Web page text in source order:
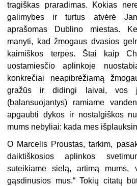
tragiškas praradimas. Kokias
galimybes ir turtus atvėrė
aprašomas Dublino miestas.
manyti, kad žmogaus dvasios
kaimiškos terpės. Štai kaip
uostamiesčio aplinkoje
konkrečiai neapibrėžiamą
gražūs ir didingi laivai, vos
(balansuojantys) ramiame
apgaubti dykos ir nostalgiškos
mums nebyliai: kada mes
O Marcelis Proustas, tarkim,
daiktiškosios aplinkos
suteikiame sielą, artimą
gąsdinusios mus.“ Tokių citatų